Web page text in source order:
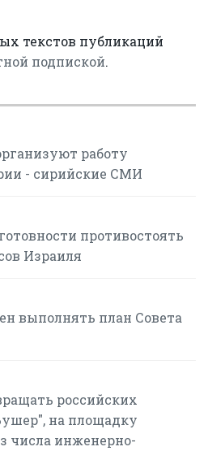
текстов публикаций
подпиской.
работу
- сирийские СМИ
противостоять
Израиля
выполнять план Совета
российских
на площадку
числа инженерно-